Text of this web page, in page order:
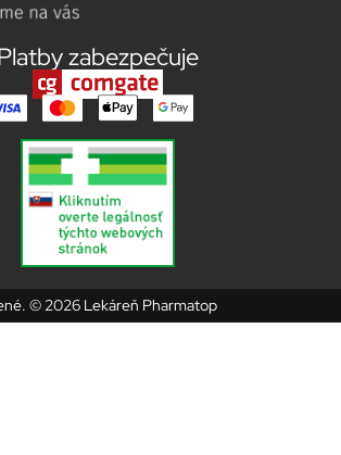
zabezpečuje
© 2026 Lekáreň Pharmatop